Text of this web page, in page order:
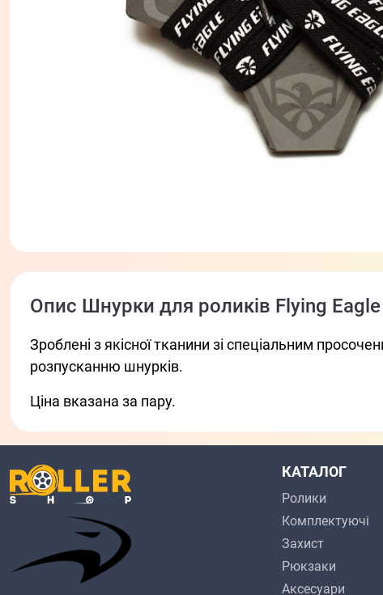
Опис Шнурки для роликів Flying Eagle
Зроблені з якісної тканини зі спеціальним
розпусканню шнурків.
Ціна вказана за пару.
КАТАЛОГ
Ролики
Комплектуючі
Захист
Рюкзаки
Аксесуари